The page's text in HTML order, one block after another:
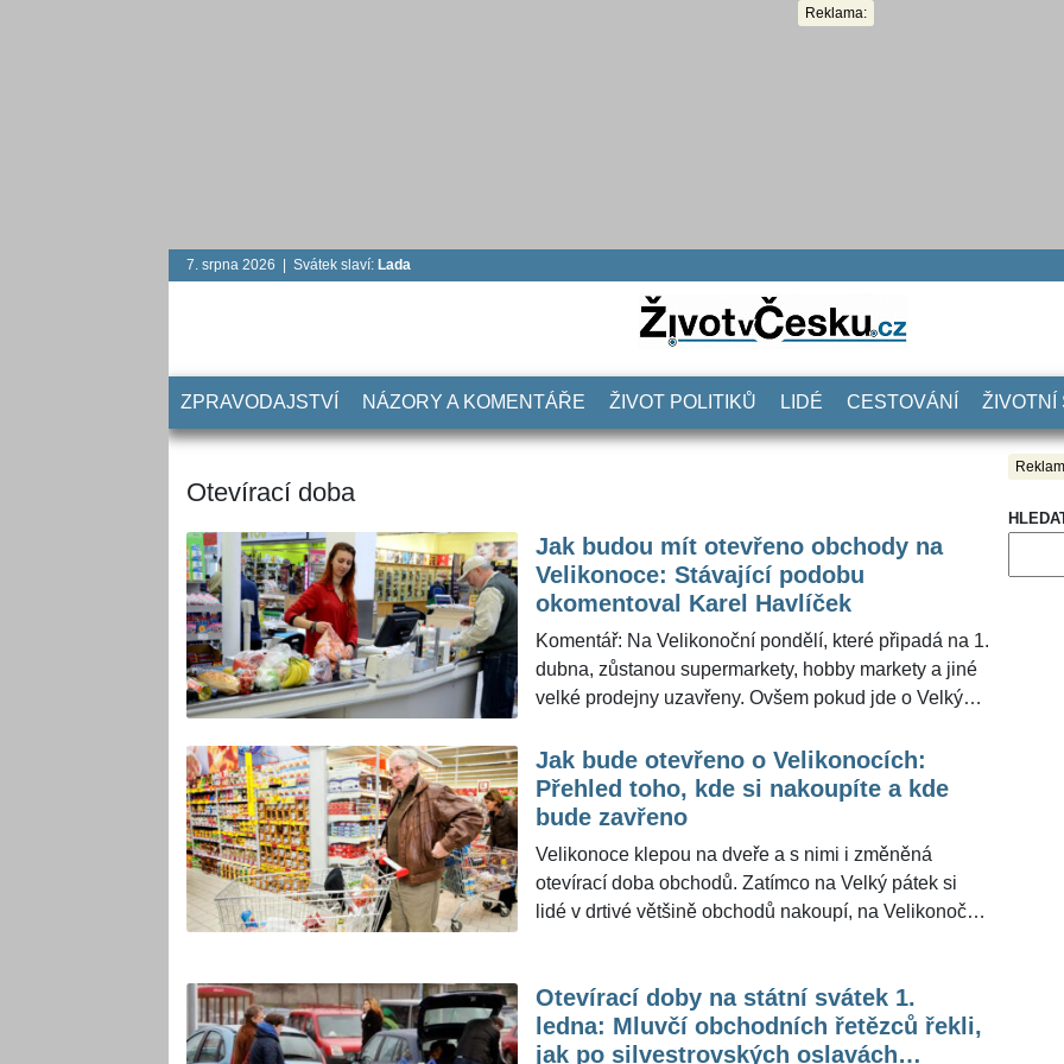
Reklama:
7. srpna 2026 | Svátek slaví: Lada
ZPRAVODAJSTVÍ NÁZORY A KOMENTÁŘE ŽIVOT POLITIKŮ LIDÉ CESTOVÁNÍ ŽIVOTNÍ
Otevírací doba
Jak budou mít otevřeno obchody na
Velikonoce: Stávající podobu
okomentoval Karel Havlíček
Komentář: Na Velikonoční pondělí, které připadá na 1.
dubna, zůstanou supermarkety, hobby markety a jiné
velké prodejny uzavřeny. Ovšem pokud jde o Velký
takže nákupy budou možné jako v běžný den. Pro
ŽivotvČesku.cz otázku, zda mají mít obchody na
»Velikonoce a jiné svátky« otevřeno či zavřeno,
slov vyplynulo, že by současnou podobu nechal být.
Jak bude otevřeno o Velikonocích:
Přehled toho, kde si nakoupíte a kde
bude zavřeno
Velikonoce klepou na dveře a s nimi i změněná
otevírací doba obchodů. Zatímco na Velký pátek si
lidé v drtivé většině obchodů nakoupí, na Velikonoční
prodejen se zákazníci vrátí v úterý. Pro
ŽivotvČesku.cz pak uvedla Romana Nýdrle, jak bude
mít otevřeno velkoobchod Makro.
Otevírací doby na státní svátek 1.
ledna: Mluvčí obchodních řetězců řekli,
jak po silvestrovských oslavách